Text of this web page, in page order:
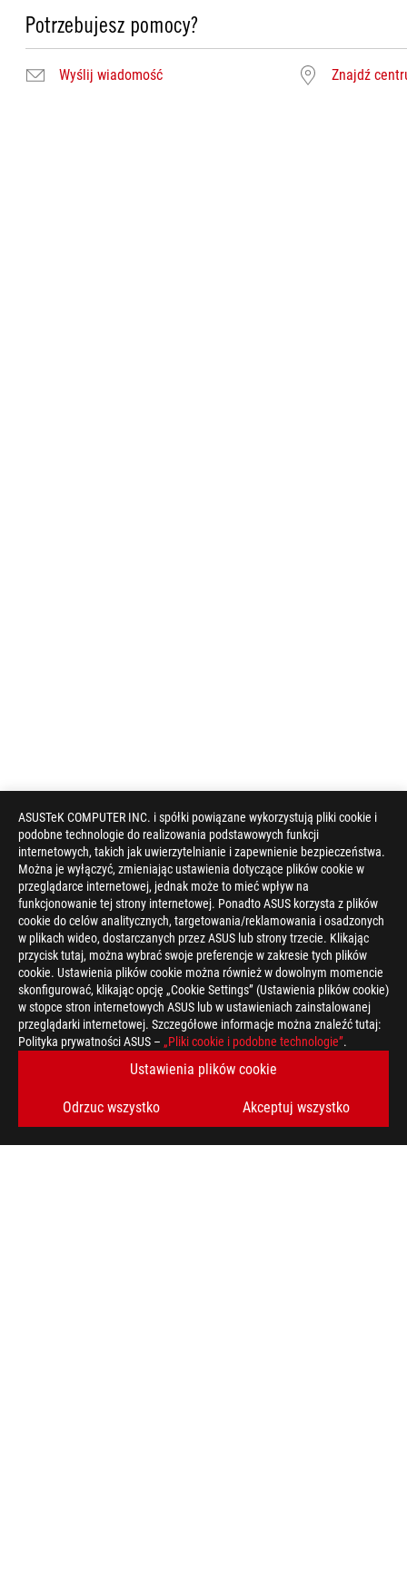
ASUSTeK COMPUTER INC. i spółki powiązane wykorzystują pliki cookie i
podobne technologie do realizowania podstawowych funkcji
internetowych, takich jak uwierzytelnianie i zapewnienie bezpieczeństwa.
Można je wyłączyć, zmieniając ustawienia dotyczące plików cookie w
przeglądarce internetowej, jednak może to mieć wpływ na
funkcjonowanie tej strony internetowej. Ponadto ASUS korzysta z plików
cookie do celów analitycznych, targetowania/reklamowania i osadzonych
w plikach wideo, dostarczanych przez ASUS lub strony trzecie. Klikając
przycisk tutaj, można wybrać swoje preferencje w zakresie tych plików
cookie. Ustawienia plików cookie można również w dowolnym momencie
skonfigurować, klikając opcję „Cookie Settings” (Ustawienia plików cookie)
w stopce stron internetowych ASUS lub w ustawieniach zainstalowanej
przeglądarki internetowej. Szczegółowe informacje można znaleźć tutaj:
Polityka prywatności ASUS – „Pliki cookie i podobne technologie”.
Ustawienia plików cookie
Odrzuc wszystko Akceptuj wszystko
Potrzebujesz pomocy?
Wyślij wiadomość Znajdź
Disclaimer
Produkty certyfikowane przez kanadyjską Federalną Komisję
Zjednoczonych i w Kanadzie. Zapraszamy do odwiedzenia
dostępności produktów.
dokładnych ofert. Produkty mogą nie być dostępne na
Specyfikacja i funkcje różnią się w zależności od modelu, a
stronach specyfikacji.